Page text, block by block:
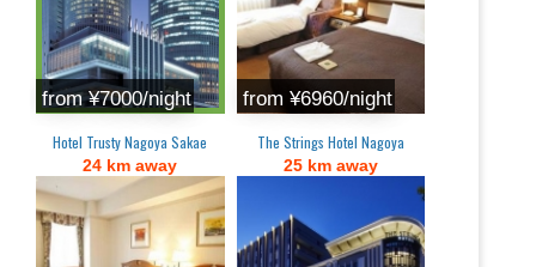
from ¥7000/night from ¥6960/night
Hotel Trusty Nagoya Sakae
24 km away
The Strings Hotel Nagoya
25 km away